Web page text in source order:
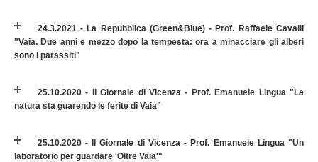
24.3.2021 - La Repubblica (Green&Blue) - Prof. Raffaele Cavalli
"Vaia. Due anni e mezzo dopo la tempesta: ora a minacciare gli alberi
sono i parassiti"
25.10.2020 - Il Giornale di Vicenza - Prof. Emanuele Lingua "La
natura sta guarendo le ferite di Vaia"
25.10.2020 - Il Giornale di Vicenza - Prof. Emanuele Lingua "Un
laboratorio per guardare 'Oltre Vaia'"